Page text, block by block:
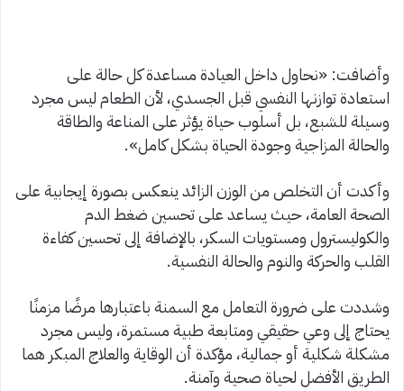
وأضافت: «نحاول داخل العيادة مساعدة كل حالة على
استعادة توازنها النفسي قبل الجسدي، لأن الطعام ليس مجرد
وسيلة للشبع، بل أسلوب حياة يؤثر على المناعة والطاقة
والحالة المزاجية وجودة الحياة بشكل كامل».
وأكدت أن التخلص من الوزن الزائد ينعكس بصورة إيجابية على
الصحة العامة، حيث يساعد على تحسين ضغط الدم
والكوليسترول ومستويات السكر، بالإضافة إلى تحسين كفاءة
القلب والحركة والنوم والحالة النفسية.
وشددت على ضرورة التعامل مع السمنة باعتبارها مرضًا مزمنًا
يحتاج إلى وعي حقيقي ومتابعة طبية مستمرة، وليس مجرد
مشكلة شكلية أو جمالية، مؤكدة أن الوقاية والعلاج المبكر هما
الطريق الأفضل لحياة صحية وآمنة.